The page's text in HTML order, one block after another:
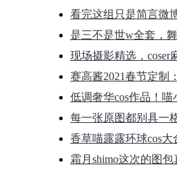
看完这组只是简言微
是三不是世w全套，
现场摄影精选，coser
赛高酱2021春节定制
低调奢华cos作品！
每一张原图都别具一
香草喵露露环球cos大
霜月shimo这次的图